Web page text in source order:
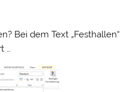
Bei dem Text „Festhallen“
…